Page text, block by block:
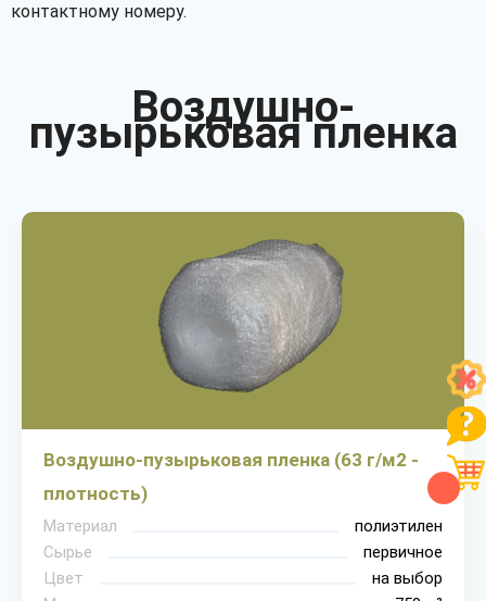
контактному номеру.
Воздушно-
пузырьковая пленка
Воздушно-пузырьковая пленка (63 г/м2 -
плотность)
Материал
полиэтилен
Сырье
первичное
Цвет
на выбор